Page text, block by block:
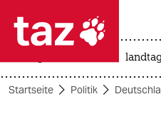
 taz zahl
taz zahl ich
Startseite Politik